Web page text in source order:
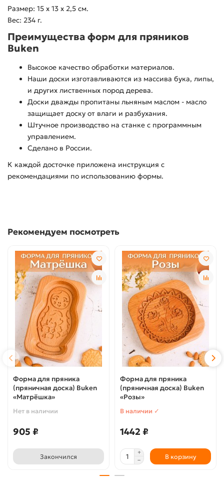
Размер: 15 х 13 х 2,5 см.
Вес: 234 г.
Преимущества форм для пряников
Buken
Высокое качество обработки материалов.
Наши доски изготавливаются из массива бука, липы,
и других лиственных пород дерева.
Доски дважды пропитаны льняным маслом - масло
защищает доску от влаги и разбухания.
Штучное производство на станке с программным
управлением.
Сделано в России.
К каждой досточке приложена инструкция с
рекомендациями по использованию формы.
Рекомендуем посмотреть
Форма для пряника
(пряничная доска) Buken
«Матрёшка»
Нет в наличии
905 ₽
Закончился
Форма для пряника
(пряничная доска) Buken
«Розы»
В наличии ✓
1442 ₽
В корзину